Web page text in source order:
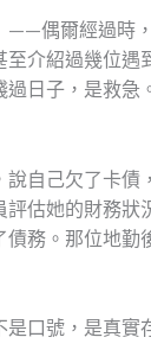
——偶爾經過時
介紹過幾位遇
日子，是救急
自己欠了卡債
評估她的財務狀
務。那位地勤
口號，是真實